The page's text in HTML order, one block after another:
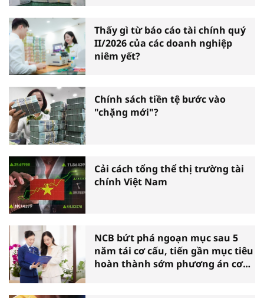
Thấy gì từ báo cáo tài chính quý
II/2026 của các doanh nghiệp
niêm yết?
Chính sách tiền tệ bước vào
"chặng mới"?
Cải cách tổng thể thị trường tài
chính Việt Nam
NCB bứt phá ngoạn mục sau 5
năm tái cơ cấu, tiến gần mục tiêu
hoàn thành sớm phương án cơ